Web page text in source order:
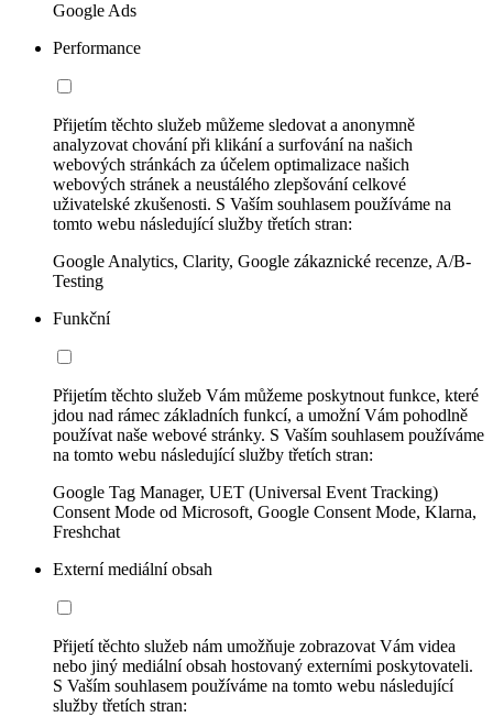
Google Ads
Performance
Přijetím těchto služeb můžeme sledovat a anonymně
analyzovat chování při klikání a surfování na našich
webových stránkách za účelem optimalizace našich
webových stránek a neustálého zlepšování celkové
uživatelské zkušenosti. S Vaším souhlasem používáme na
tomto webu následující služby třetích stran:
Google Analytics, Clarity, Google zákaznické recenze, A/B-
Testing
Funkční
Přijetím těchto služeb Vám můžeme poskytnout funkce, které
jdou nad rámec základních funkcí, a umožní Vám pohodlně
používat naše webové stránky. S Vaším souhlasem používáme
na tomto webu následující služby třetích stran:
Google Tag Manager, UET (Universal Event Tracking)
Consent Mode od Microsoft, Google Consent Mode, Klarna,
Freshchat
Externí mediální obsah
Přijetí těchto služeb nám umožňuje zobrazovat Vám videa
nebo jiný mediální obsah hostovaný externími poskytovateli.
S Vaším souhlasem používáme na tomto webu následující
služby třetích stran: